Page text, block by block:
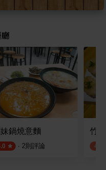
鍋燒意麵
· 2則評論
竹
4.2